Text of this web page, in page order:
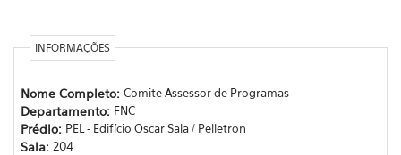
INFORMAÇÕES
Nome Completo: Comite Assessor de Programas
Departamento: FNC
Prédio: PEL - Edifício Oscar Sala / Pelletron
Sala: 204